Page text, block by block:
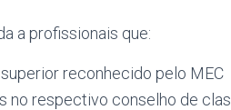
a profissionais que:
reconhecido pelo MEC
respectivo conselho de